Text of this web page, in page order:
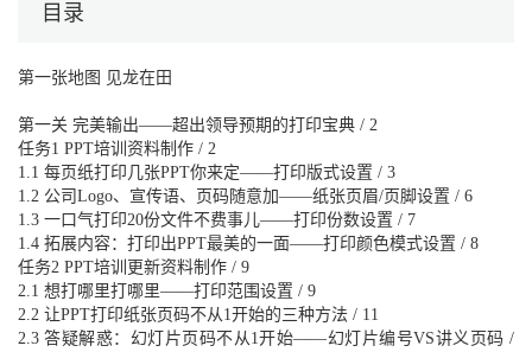
目录
第一张地图 见龙在田
第一关 完美输出——超出领导预期的打印宝典 / 2
任务1 PPT培训资料制作 / 2
1.1 每页纸打印几张PPT你来定——打印版式设置 / 3
1.2 公司Logo、宣传语、页码随意加——纸张页眉/页脚设置 / 6
1.3 一口气打印20份文件不费事儿——打印份数设置 / 7
1.4 拓展内容：打印出PPT最美的一面——打印颜色模式设置 / 8
任务2 PPT培训更新资料制作 / 9
2.1 想打哪里打哪里——打印范围设置 / 9
2.2 让PPT打印纸张页码不从1开始的三种方法 / 11
2.3 答疑解惑：幻灯片页码不从1开始——幻灯片编号VS讲义页码 /